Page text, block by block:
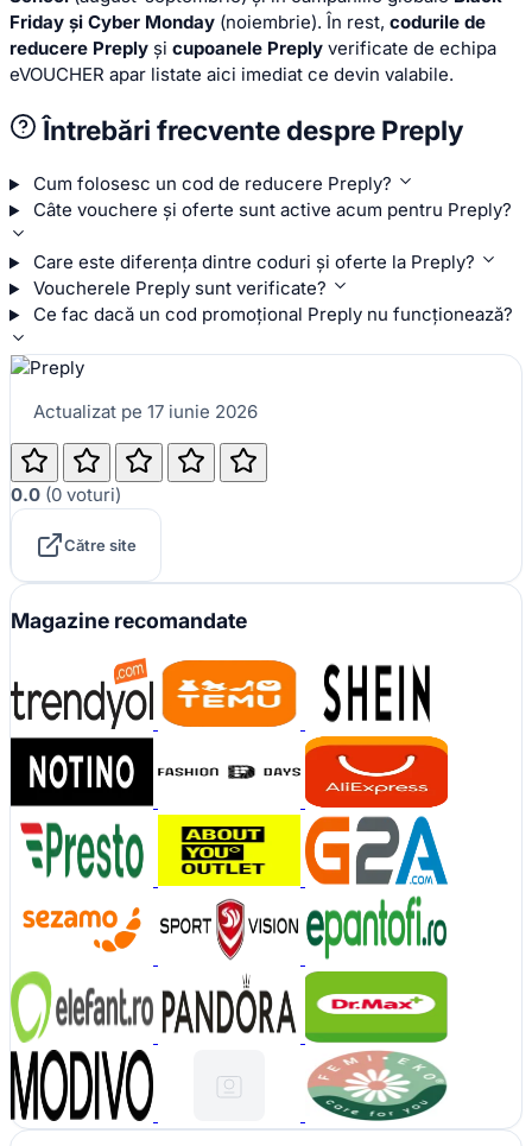
Friday și Cyber Monday (noiembrie). În rest, codurile de
reducere Preply și cupoanele Preply verificate de echipa
eVOUCHER apar listate aici imediat ce devin valabile.
Întrebări frecvente despre Preply
Cum folosesc un cod de reducere Preply?
Câte vouchere și oferte sunt active acum pentru Preply?
Care este diferența dintre coduri și oferte la Preply?
Voucherele Preply sunt verificate?
Ce fac dacă un cod promoțional Preply nu funcționează?
Actualizat pe 17 iunie 2026
0.0 (0 voturi)
Către site
Magazine recomandate